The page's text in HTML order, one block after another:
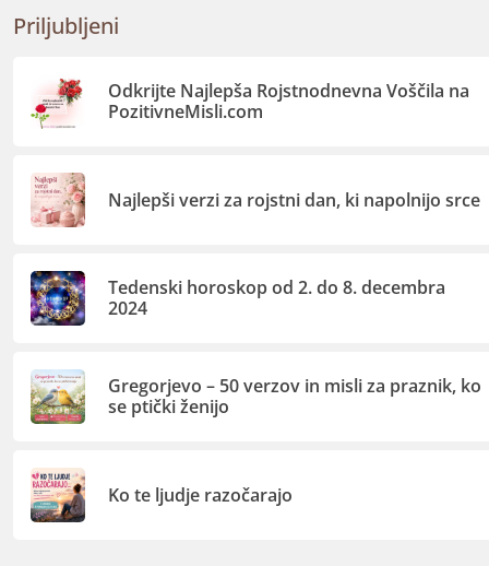
Priljubljeni
Odkrijte Najlepša Rojstnodnevna Voščila na
PozitivneMisli.com
Najlepši verzi za rojstni dan, ki napolnijo srce
Tedenski horoskop od 2. do 8. decembra
2024
Gregorjevo – 50 verzov in misli za praznik, ko
se ptički ženijo
Ko te ljudje razočarajo